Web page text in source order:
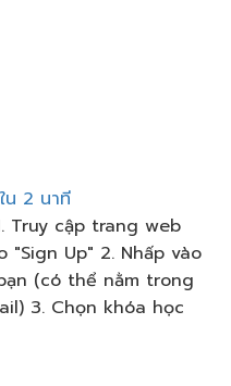
น 2 นาที
Truy cập trang web
"Sign Up" 2. Nhấp vào
(có thể nằm trong
3. Chọn khóa học